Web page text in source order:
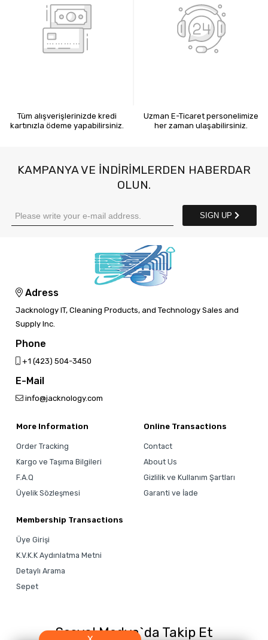
Tüm alışverişlerinizde kredi
kartınızla ödeme yapabilirsiniz.
Uzman E-Ticaret personelimize
her zaman ulaşabilirsiniz.
KAMPANYA VE INDIRIMLERDEN HABERDAR
OLUN.
SIGN UP
Adress
Jacknology IT, Cleaning Products, and Technology Sales and
Supply Inc.
Phone
‎+1 (423) 504-3450
E-Mail
info@jacknology.com
More Information
Order Tracking
Kargo ve Taşıma Bilgileri
F.A.Q
Üyelik Sözleşmesi
Online Transactions
Contact
About Us
Gizlilik ve Kullanım Şartları
Garanti ve İade
Membership Transactions
Üye Girişi
K.V.K.K Aydınlatma Metni
Detaylı Arama
Sepet
Sosyal Medya`da Takip Et